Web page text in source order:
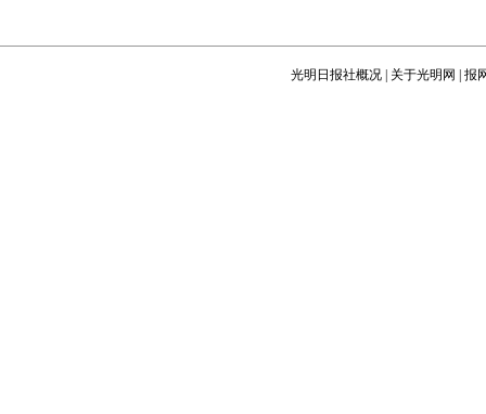
光明日报社概况 关于光明网 报